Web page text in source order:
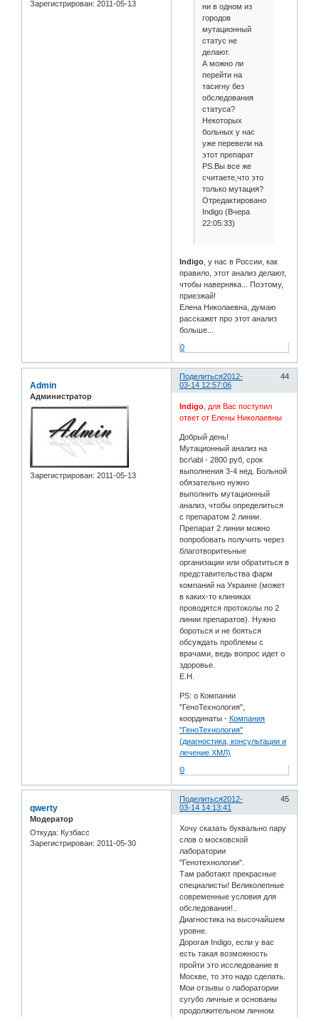
Зарегистрирован: 2011-05-13
ни в одном из
городов
мутационный
статус не
делают.
А можно ли
перейти на
тасигну без
обследования
статуса?
Некоторых
больных у нас
уже перевели на
этот препарат
PS.Вы все же
считаете,что это
только мутация?
Отредактировано
Indigo (Вчера
22:05:33)
Indigo, у нас в России, как
правило, этот анализ делают,
чтобы наверняка... Поэтому,
приезжай!
Елена Николаевна, думаю
расскажет про этот анализ
больше...
0
Поделиться 44
2012-
03-14 12:57:06
Admin
Администратор
Зарегистрирован: 2011-05-13
Indigo , для Вас поступил
ответ от Елены Николаевны
Добрый день!
Мутационный анализ на
bcr\abl - 2800 руб, срок
выполнения 3-4 нед. Больной
обязательно нужно
выполнить мутационный
анализ, чтобы определиться
с препаратом 2 линии.
Препарат 2 линии можно
попробовать получить через
благотворитеьные
организации или обратиться в
представительства фарм
компаний на Украине (может
в каких-то клиниках
проводятся протоколы по 2
линии препаратов). Нужно
бороться и не бояться
обсуждать проблемы с
врачами, ведь вопрос идет о
здоровье.
Е.Н.
PS: о Компании
"ГеноТехнология",
координаты -Компания
"ГеноТехнология"
(диагностика, консультации и
лечение ХМЛ)
0
Поделиться 45
2012-
03-14 14:13:41
qwerty
Модератор
Откуда: Кузбасс
Зарегистрирован: 2011-05-30
Хочу сказать буквально пару
слов о московской
лаборатории
"Генотехнологии".
Там работают прекрасные
специалисты! Великолепные
современные условия для
обследования!..
Диагностика на высочайшем
уровне.
Дорогая Indigo, если у вас
есть такая возможность
пройти это исследование в
Москве, то это надо сделать.
Мои отзывы о лаборатории
сугубо личные и основаны
продолжительном личном